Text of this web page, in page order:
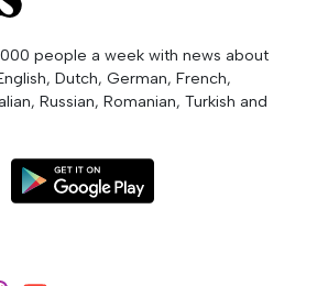
people a week with news about
Dutch, German, French,
Russian, Romanian, Turkish and